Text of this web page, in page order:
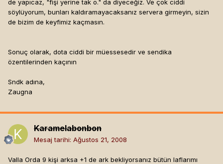
de yapıcaz, "fişi yerine tak o." da diyeceğiz. Ve çok ciddi
söylüyorum, bunları kaldıramayacaksanız servera girmeyin, sizin
de bizim de keyfimiz kaçmasın.
Sonuç olarak, dota ciddi bir müessesedir ve sendika
özentilerinden kaçının
Sndk adına,
Zaugna
Karamelabonbon
Mesaj tarihi: Ağustos 21, 2008
Valla Orda 9 kişi arksa +1 de ark bekliyorsanız bütün laflarımı